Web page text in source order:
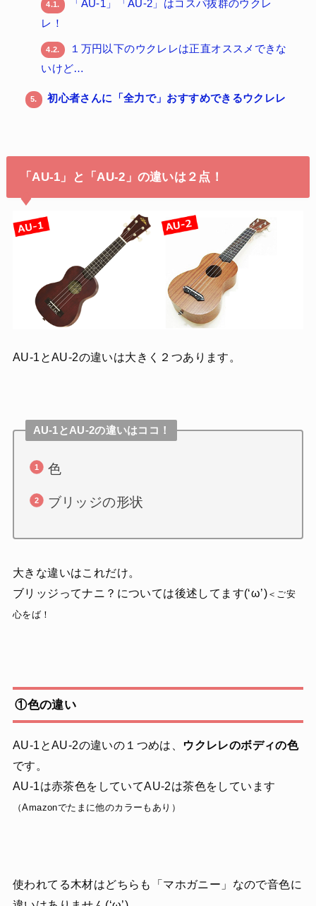
4.1.
「AU-1」「AU-2」はコスパ抜群のウクレ
レ！
4.2.
１万円以下のウクレレは正直オススメできな
いけど…
5. 初心者さんに「全力で」おすすめできるウクレレ
「AU-1」と「AU-2」の違いは２点！
AU-1とAU-2の違いは大きく２つあります。
AU-1とAU-2の違いはココ！
色
ブリッジの形状
大きな違いはこれだけ。
ブリッジってナニ？については後述してます(‘ω’) ＜ご安
心をば！
①色の違い
AU-1とAU-2の違いの１つめは、
ウクレレのボディの色
です。
AU-1は赤茶色をしていてAU-2は茶色をしています
（Amazonでたまに他のカラーもあり）
使われてる木材はどちらも「マホガニー」なので音色に